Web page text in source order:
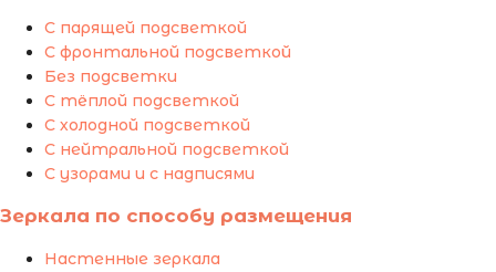
С парящей подсветкой
С фронтальной подсветкой
Без подсветки
С тёплой подсветкой
С холодной подсветкой
С нейтральной подсветкой
С узорами и с надписями
Зеркала по способу размещения
Настенные зеркала